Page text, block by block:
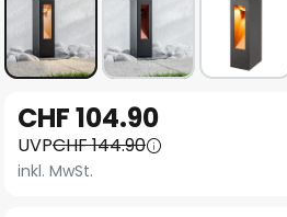
Anfang
der
Bildgalerie
CHF 104.90
UVPCHF 144.90
inkl. MwSt.